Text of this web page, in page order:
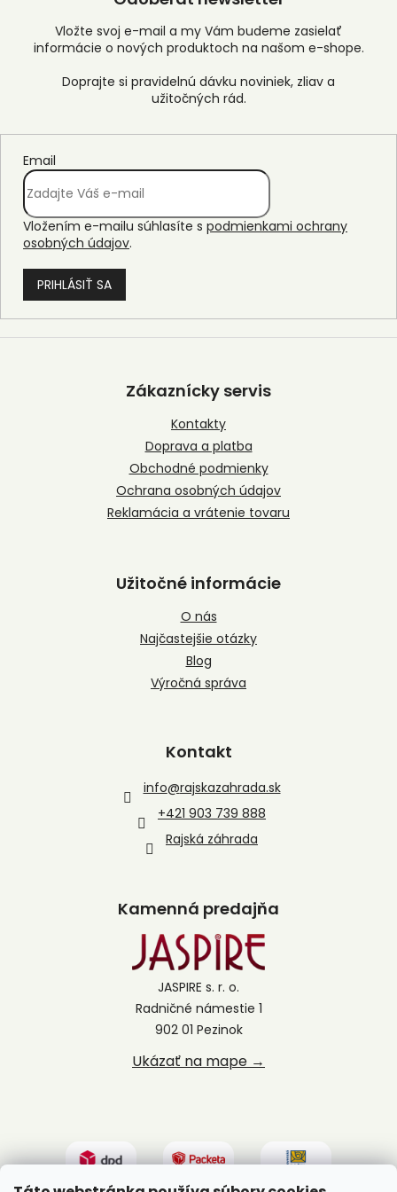
Vložte svoj e-mail a my Vám budeme zasielať
informácie o nových produktoch na našom e-shope.
Email
Vložením e-mailu súhlasíte s podmienkami ochrany
osobných údajov.
PRIHLÁSIŤ SA
Z
Zákaznícky servis
Kontakty
Doprava a platba
Obchodné podmienky
Ochrana osobných údajov
Reklamácia a vrátenie tovaru
Užitočné informácie
O nás
Najčastejšie otázky
Blog
Výročná správa
Kontakt
info@rajskazahrada.sk
+421 903 739 888
Rajská záhrada
Kamenná predajňa
JASPIRE s. r. o.
Radničné námestie 1
902 01 Pezinok
Ukázať na mape →